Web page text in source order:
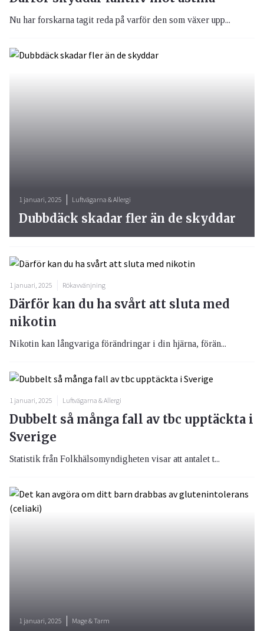
Nu har forskarna tagit reda på varför den som växer upp...
1 januari, 2025 Rökavvänjning
Därför kan du ha svårt att sluta med
nikotin
Nikotin kan långvariga förändringar i din hjärna, förän...
1 januari, 2025 Luftvägarna & Allergi
Dubbelt så många fall av tbc upptäckta i
Sverige
Statistik från Folkhälsomyndigheten visar att antalet t...
1 januari, 2025 Luftvägarna & Allergi
Dubbdäck skadar fler än de skyddar
1 januari, 2025 Mage & Tarm